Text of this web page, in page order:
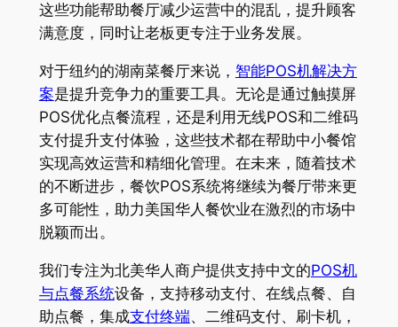
这些功能帮助餐厅减少运营中的混乱，提升顾客
满意度，同时让老板更专注于业务发展。
对于纽约的湖南菜餐厅来说， 智能POS机解决方
案是提升竞争力的重要工具。无论是通过触摸屏
POS优化点餐流程，还是利用无线POS和二维码
支付提升支付体验，这些技术都在帮助中小餐馆
实现高效运营和精细化管理。在未来，随着技术
的不断进步，餐饮POS系统将继续为餐厅带来更
多可能性，助力美国华人餐饮业在激烈的市场中
脱颖而出。
我们专注为北美华人商户提供支持中文的POS机
与点餐系统设备，支持移动支付、在线点餐、自
助点餐，集成支付终端、二维码支付、刷卡机，